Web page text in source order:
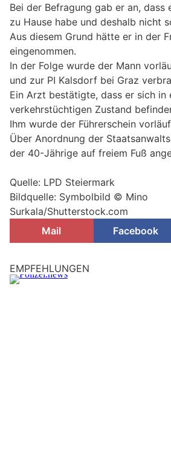
Bei der Befragung gab er an, dass
zu Hause habe und deshalb nicht
Aus diesem Grund hätte er in der
eingenommen.
In der Folge wurde der Mann
und zur PI Kalsdorf bei Graz
Ein Arzt bestätigte, dass er sich in
verkehrstüchtigen Zustand
Ihm wurde der Führerschein
Über Anordnung der
der 40-Jährige auf freiem Fuß
Quelle: LPD Steiermark
Bildquelle: Symbolbild © Mino
Surkala/Shutterstock.com
Mail
Facebook
EMPFEHLUNGEN